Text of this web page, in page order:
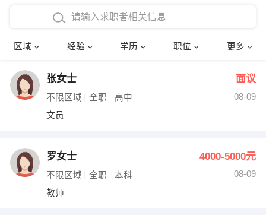
区域 经验 学历 职位 更多
在校学生工作经验
四年以上工作经验
五年以上工作经验
博士
文员
财务会计
网络IT
确定
张女士 面议
不限区域 全职 高中
08-09
文员
罗女士 4000-5000元
不限区域 全职 本科
08-09
教师